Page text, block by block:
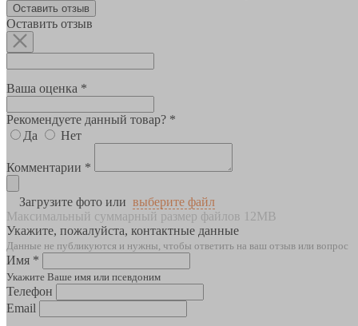
Оставить отзыв
Оставить отзыв
Ваша оценка *
Рекомендуете данный товар? *
Да
Нет
Комментарии *
Загрузите фото или выберите файл
Максимальный суммарный размер файлов 12MB
Укажите, пожалуйста, контактные данные
Данные не публикуются и нужны, чтобы ответить на ваш отзыв или вопрос
Имя *
Укажите Ваше имя или псевдоним
Телефон
Email